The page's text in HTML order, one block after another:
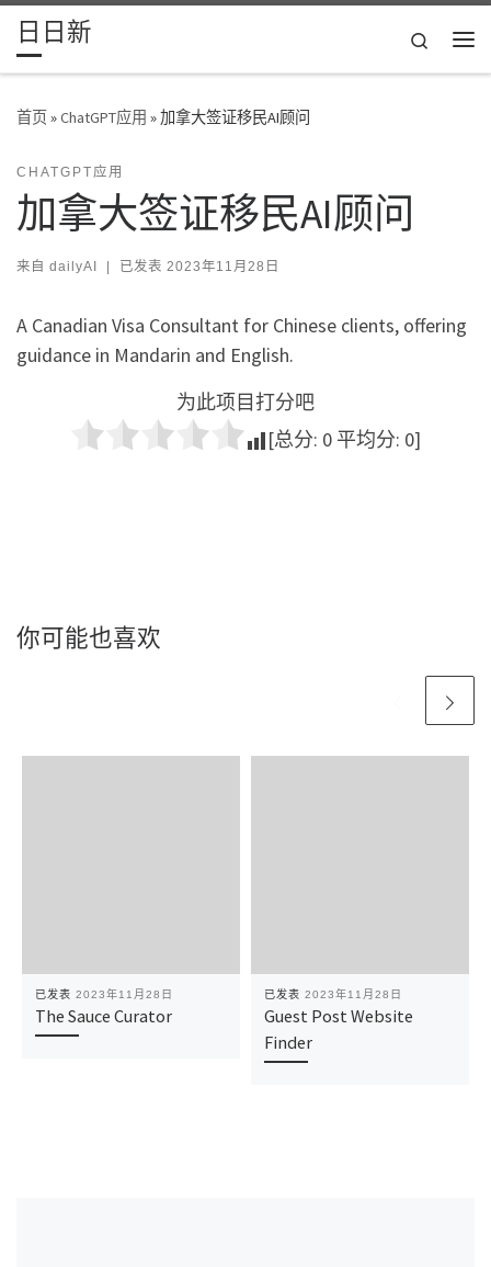
Skip to content
日日新
Search
首页»ChatGPT应用 »加拿大签证移民AI顾问
CHATGPT应用
加拿大签证移民AI顾问
来自 dailyAI | 已发表 2023年11月28日
A Canadian Visa Consultant for Chinese clients, offering
guidance in Mandarin and English.
为此项目打分吧
[总分: 0 平均分: 0]
你可能也喜欢
已发表 2023年11月28日
The Sauce Curator
已发表 2023年11月28日
Guest Post Website
Finder